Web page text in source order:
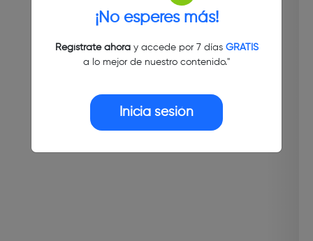
¡No esperes más!
Regístrate ahoray accede por 7 días GRATIS
a lo mejor de nuestro contenido."
Inicia sesión